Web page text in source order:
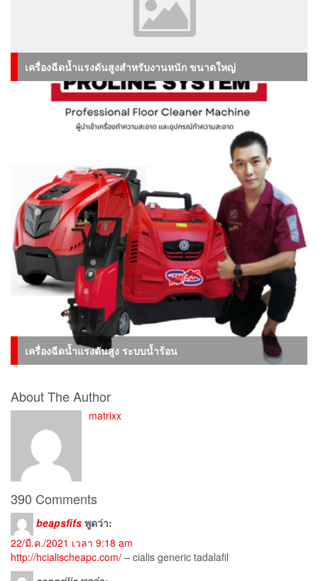
เครื่องฉีดน้ำแรงดันสูงสำหรับงานหนัก ขนาดใหญ่
เครื่องฉีดน้ำแรงดันสูง ระบบน้ำร้อน
About The Author
matrixx
390 Comments
beapsfifs พูดว่า:
22/มี.ค./2021 เวลา 9:18 am
http://hcialischeapc.com/ – cialis generic tadalafil